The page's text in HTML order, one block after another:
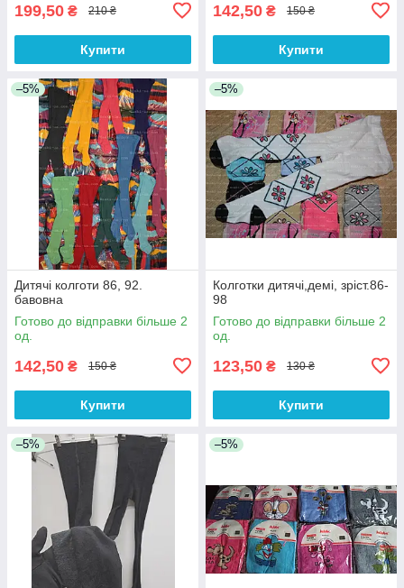
199,50 ₴ 210 ₴
Купити
142,50 ₴ 150 ₴
Купити
–5%
Дитячі колготи 86, 92.
бавовна
Готово до відправки більше 2
од.
142,50 ₴ 150 ₴
Купити
–5%
Колготки дитячі,демі, зріст.86-
98
Готово до відправки більше 2
од.
123,50 ₴ 130 ₴
Купити
–5% –5%